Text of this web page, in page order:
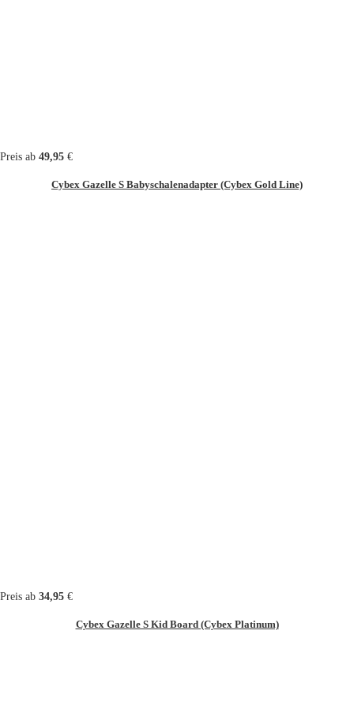
Preis ab 49,95 €
Cybex Gazelle S Babyschalenadapter (Cybex Gold Line)
Preis ab 34,95 €
Cybex Gazelle S Kid Board (Cybex Platinum)